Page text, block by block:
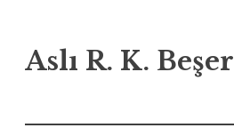
to
Aslı R. K. Beşer